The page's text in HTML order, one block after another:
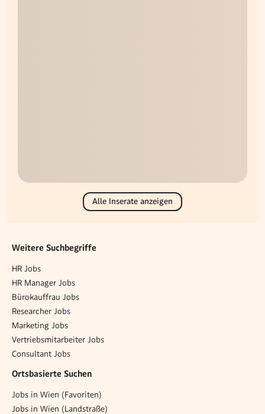
Alle Inserate anzeigen
Weitere Suchbegriffe
HR Jobs
HR Manager Jobs
Bürokauffrau Jobs
Researcher Jobs
Marketing Jobs
Vertriebsmitarbeiter Jobs
Consultant Jobs
Ortsbasierte Suchen
Jobs in Wien (Favoriten)
Jobs in Wien (Landstraße)